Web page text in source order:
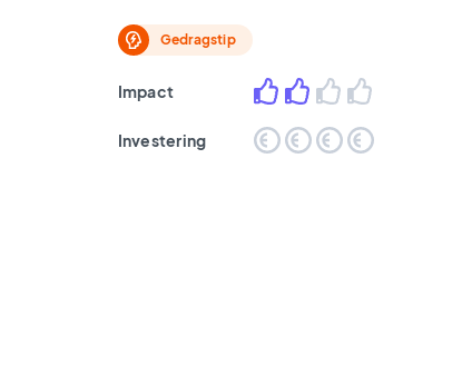
Gedragstip
Impact
Investering